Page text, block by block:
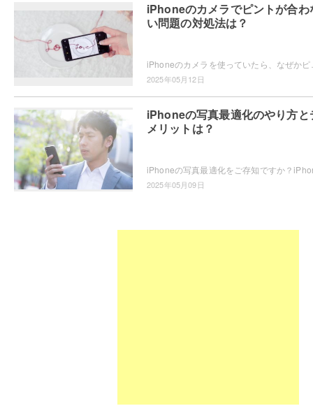
iPhoneのカメラでピントが合わ
い問題の対処法は？
2025年05月12日
iPhoneの写真最適化のやり方と
メリットは？
2025年05月09日